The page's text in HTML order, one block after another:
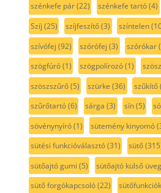
szénkefe pár(22) szénkefe tartó(4)
Szíj (25) szíjfeszítő(3) színtelen
szívófej (92) szórófej (3) szórókar
szögfúró(1) szögpolírozó(1)
szöszszűrő(5) szürke (36) szűkítő
szűrőtartó(6) sárga (3) sín(5)
sövénynyíró(1) sütemény kinyomó
sütési funkcióválasztó(31) sütő
sütőajtó gumi (5) sütőajtó külső üveg
sütő forgókapcsoló(22)